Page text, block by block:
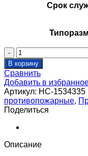
Срок
Количество
товара
Клапан
противопожарный
SHUFT
SHFDC-
120-
O-
950_1050-
0-
В корзину
Сравнить
Добавить в
Артикул: НС-1534335
противопожарные,
Поделиться
Описание